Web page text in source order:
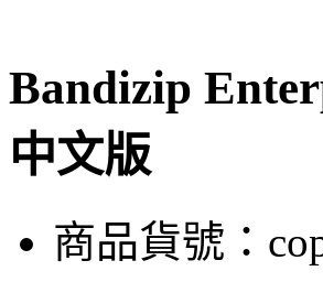
Bandizip
中文版
商品貨號：